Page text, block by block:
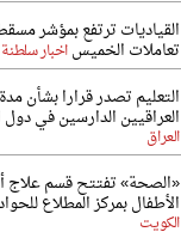
القياديات ترتفع بمؤشر
تعاملات الخميساخبار
التعليم تصدر قرارا بشأن
العراقيين الدارسين في دول
العراق
«الصحة» تفتتح قسم علاج
الأطفال بمركز المطلاع
الكويت